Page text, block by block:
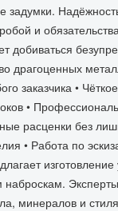
и
добиваться
драгоценных
заказчика •
•
расценки без
• Работа по
минералов и